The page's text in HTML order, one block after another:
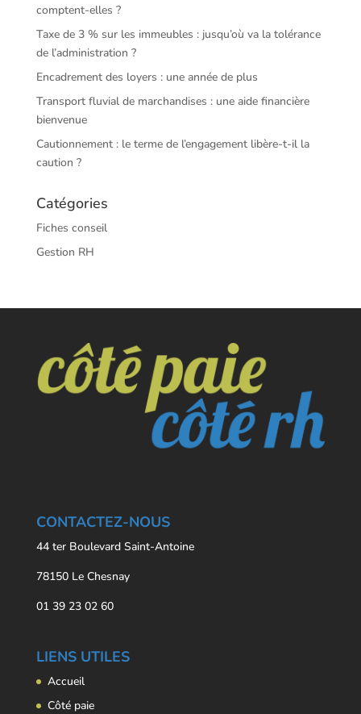
comptent-elles ?
Taxe de 3 % sur les immeubles : jusqu’où va la tolérance
de l’administration ?
Encadrement des loyers : une année de plus
Transport fluvial de marchandises : une aide financière
bienvenue
Cautionnement : le terme de l’engagement libère-t-il la
caution ?
Catégories
Fiches conseil
Gestion RH
CONTACTEZ-NOUS
44 ter Boulevard Saint-Antoine
78150 Le Chesnay
01 39 23 02 60
LIENS UTILES
Accueil
Côté paie